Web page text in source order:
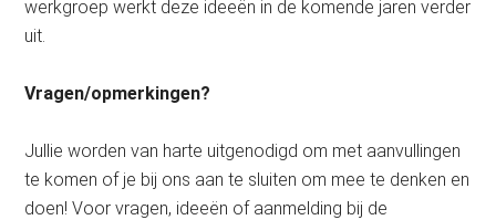
werkgroep werkt deze ideeën in de komende jaren verder
uit.
Vragen/opmerkingen?
Jullie worden van harte uitgenodigd om met aanvullingen
te komen of je bij ons aan te sluiten om mee te denken en
doen! Voor vragen, ideeën of aanmelding bij de